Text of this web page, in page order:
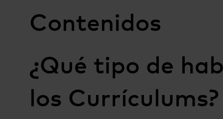
Contenidos
¿Qué tipo de
los Currículums?